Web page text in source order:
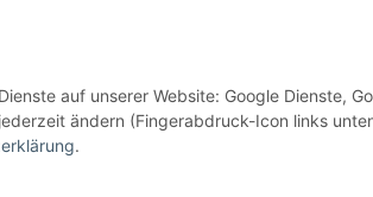
auf unserer Website: Google Dienste,
ändern (Fingerabdruck-Icon links
.